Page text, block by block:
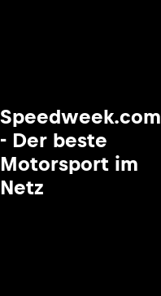
Speedweek.com
- Der beste
Motorsport im
Netz